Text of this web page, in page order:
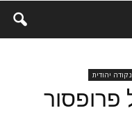
נקודה יהודית
של פרופסור